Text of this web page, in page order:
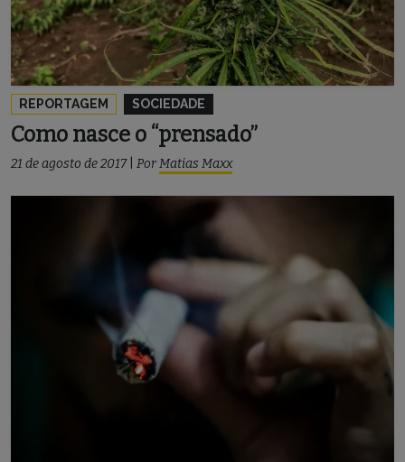
REPORTAGEM SOCIEDADE
Como nasce o “prensado”
21 de agosto de 2017 PorMatias Maxx